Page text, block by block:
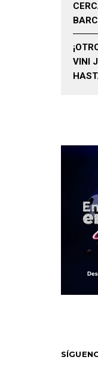
VINI